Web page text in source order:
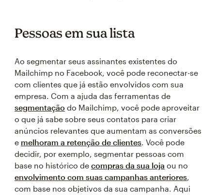
Pessoas em sua lista
Ao segmentar seus assinantes existentes do
Mailchimp no Facebook, você pode reconectar-se
com clientes que já estão envolvidos com sua
empresa. Com a ajuda das ferramentas de
segmentação do Mailchimp, você pode aproveitar
o que já sabe sobre seus contatos para criar
anúncios relevantes que aumentam as conversões
e melhoram a retenção de clientes. Você pode
decidir, por exemplo, segmentar pessoas com
base no histórico de compras da sua loja ou no
envolvimento com suas campanhas anteriores,
com base nos objetivos da sua campanha. Aqui